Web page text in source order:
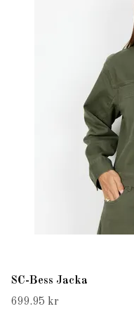
SC-Bess Jacka
699.95 kr